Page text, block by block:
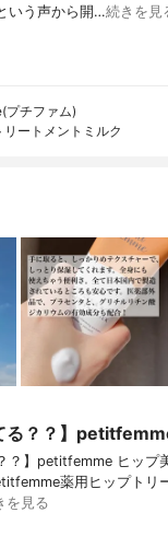
いう声から開…続きを見
プチファム)
ートメントミルク
る？？】
？】petitfemme ヒップ
薬用ヒップトリ
を見る